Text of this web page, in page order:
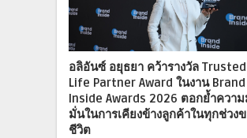
อลิอันซ์ อยุธยา คว้ารางวัล Trusted
Life Partner Award ในงาน Brand
Inside Awards 2026 ตอกย้ำความ
มั่นในการเคียงข้างลูกค้าในทุกช่วง
ชีวิต